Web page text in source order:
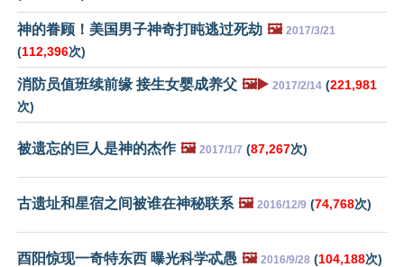
神的眷顾！美国男子神奇打盹逃过死劫 🖼️ 2017/3/21
(112,396次)
消防员值班续前缘 接生女婴成养父 🖼️▶️ 2017/2/14 (221,981
次)
被遗忘的巨人是神的杰作 🖼️ 2017/1/7 (87,267次)
古遗址和星宿之间被谁在神秘联系 🖼️ 2016/12/9 (74,768次)
酉阳惊现一奇特东西 曝光科学忒愚 🖼️ 2016/9/28 (104,188次)